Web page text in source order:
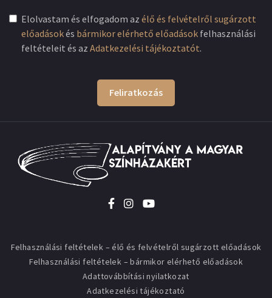
Elolvastam és elfogadom az élő és felvételről sugárzott
előadásokés bármikor elérhető előadások felhasználási
feltételeit és az Adatkezelési tájékoztatót.
Feliratkozás
Felhasználási feltételek – élő és felvételről sugárzott előadások
Felhasználási feltételek – bármikor elérhető előadások
Adattovábbítási nyilatkozat
Adatkezelési tájékoztató